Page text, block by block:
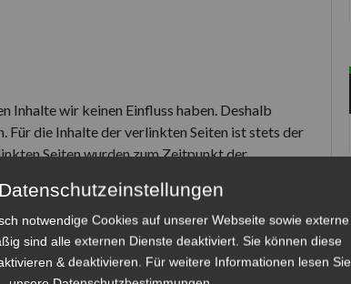
Inhalte wir keinen Einfluss haben. Deshalb
Für die Inhalte der verlinkten Seiten ist stets der
Seiten wurden zum Zeitpunkt der
waren zum Zeitpunkt der Verlinkung nicht
ist jedoch ohne konkrete Anhaltspunkte einer
werden wir derartige Links umgehend
Datenschutzeinstellungen
notwendige Cookies auf unserer Webseite sowie externe
sind alle externen Dienste deaktiviert. Sie können diese
& deaktivieren. Für weitere Informationen lesen Sie